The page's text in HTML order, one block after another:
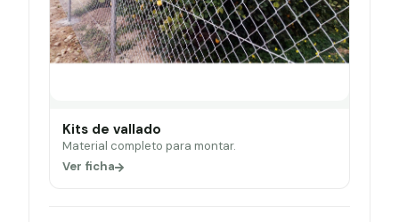
Kits de vallado
Material completo para montar.
Ver ficha